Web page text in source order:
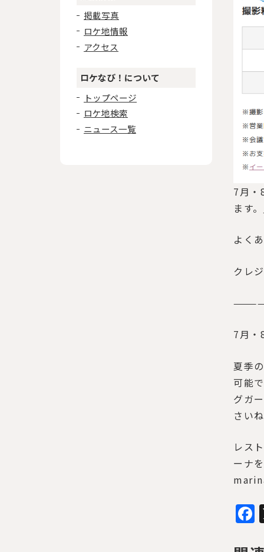
7月
ます。
よく
クレ
7月・
夏季
可能
グガ
さい
レス
ーナ
掲載写真
ロケ地情報
アクセス
ロケなび！について
トップページ
ロケ地検索
ニュース一覧